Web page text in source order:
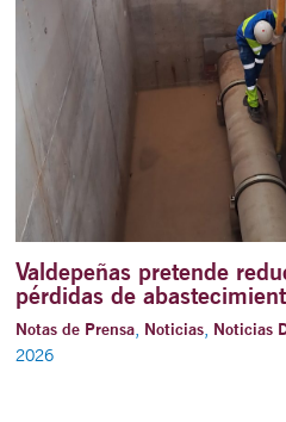
Valdepeñas pretende
pérdidas de
Notas de Prensa, Noticias, Noticias
2026